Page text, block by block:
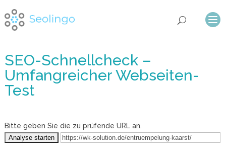
SEO-Schnellcheck –
Umfangreicher Webseiten-
Test
Bitte geben Sie die zu prüfende URL an.